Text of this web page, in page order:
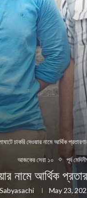
চাকরি দেওয়ার নামে আর্থিক
আজকের সেরা ১০ পূর্ব
আর্থিক
May 23,